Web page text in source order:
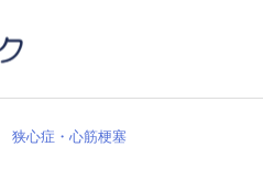
狭心症・心筋梗塞